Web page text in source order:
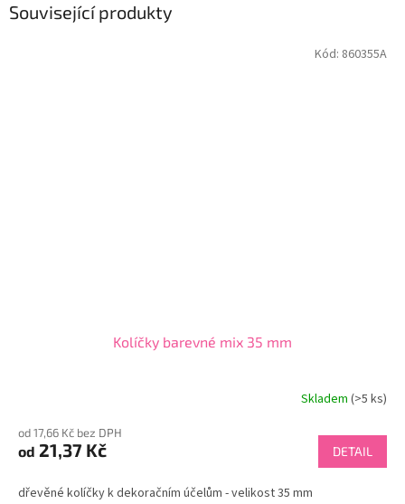
Související produkty
Kolíčky barevné mix 35 mm
Skladem (>5 ks)
od 17,66 Kč bez DPH
od 21,37 Kč DETAIL
dřevěné kolíčky k dekoračním účelům - velikost 35 mm
Kód: 860355A